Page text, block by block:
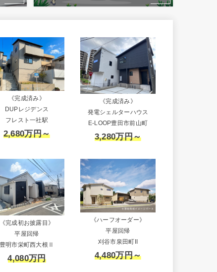
《完成済み》
DUPレジデンス
フレスト一社駅
2,680万円～
《完成済み》
発電シェルターハウス
E-LOOP豊田市前山町
3,280万円～
《完成初お披露目》
平屋回帰
豊明市栄町西大根Ⅱ
4,080万円
《ハーフオーダー》
平屋回帰
刈谷市泉田町II
4,480万円～